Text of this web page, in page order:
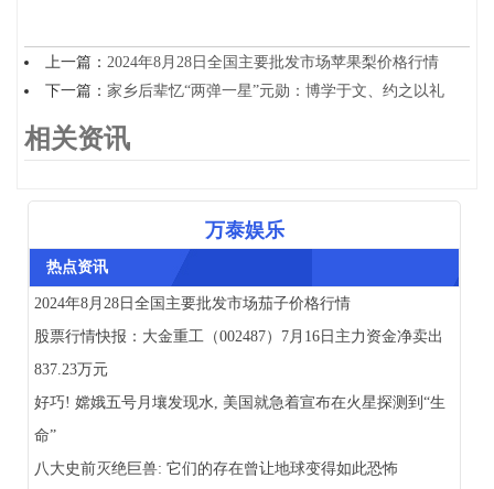
上一篇： 2024年8月28日全国主要批发市场苹果梨价格行情
下一篇： 家乡后辈忆“两弹一星”元勋：博学于文、约之以礼
相关资讯
万泰娱乐
热点资讯
2024年8月28日全国主要批发市场茄子价格行情
股票行情快报：大金重工（002487）7月16日主力资金净卖出
837.23万元
好巧! 嫦娥五号月壤发现水, 美国就急着宣布在火星探测到“生
命”
八大史前灭绝巨兽: 它们的存在曾让地球变得如此恐怖